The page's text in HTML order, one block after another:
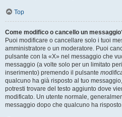
Top
Come modifico o cancello un
Puoi modificare o cancellare solo i tuoi
amministratore o un moderatore. Puoi
pulsante con la «X» nel messaggio che
messaggio (a volte solo per un limitato
inserimento) premendo il pulsante
qualcuno ha già risposto al tuo
potresti trovare del testo aggiunto dove
modificato. Un utente normale,
messaggio dopo che qualcuno ha